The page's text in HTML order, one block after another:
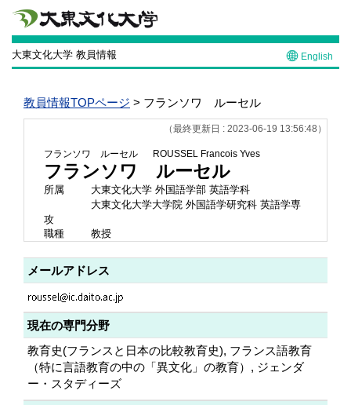
大東文化大学 教員情報 English
教員情報TOPページ > フランソワ ルーセル
（最終更新日 : 2023-06-19 13:56:48）
フランソワ ルーセル ROUSSEL Francois Yves
フランソワ ルーセル
所属
大東文化大学 外国語学部 英語学科
大東文化大学大学院 外国語学研究科 英語学専
攻
職種
教授
メールアドレス
現在の専門分野
教育史(フランスと日本の比較教育史), フランス語教育
（特に言語教育の中の「異文化」の教育）, ジェンダ
ー・スタディーズ